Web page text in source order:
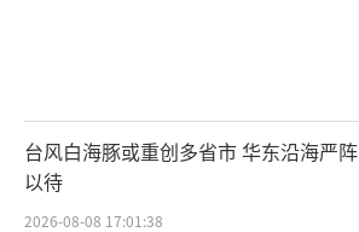
台风白海豚或重创多省市 华东沿海严阵
以待
2026-08-08 17:01:38